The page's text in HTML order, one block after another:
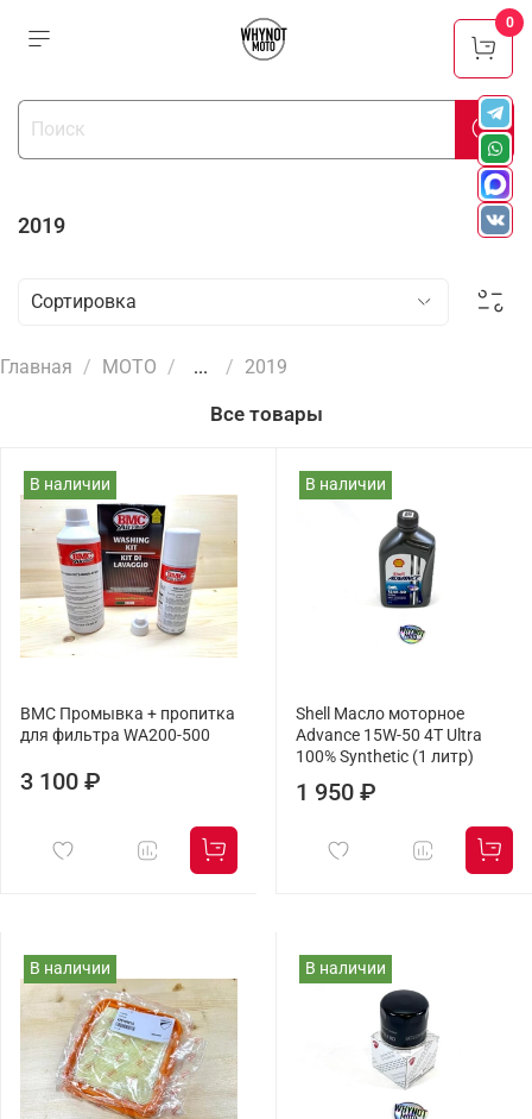
2019
Главная МОТО ... 2019
Все товары
В наличии
BMC Промывка + пропитка
для фильтра WA200-500
3 100 ₽
В наличии
Shell Масло моторное
Advance 15W-50 4T Ultra
100% Synthetic (1 литр)
1 950 ₽
В наличии В наличии
0